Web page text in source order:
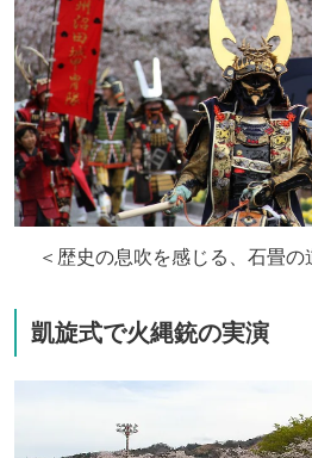
＜歴史の息吹を感じる、石畳の
凱旋式で火縄銃の実演